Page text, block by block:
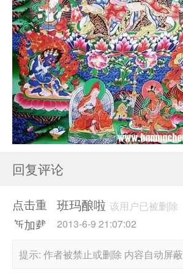
回复评论
点击重
新加载
班玛酿啦 该用户已被删除
2013-6-9 21:07:02
提示: 作者被禁止或删除 内容自动屏蔽